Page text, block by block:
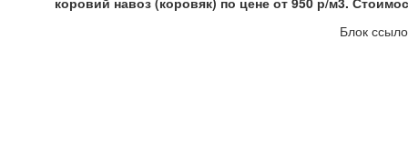
Блок